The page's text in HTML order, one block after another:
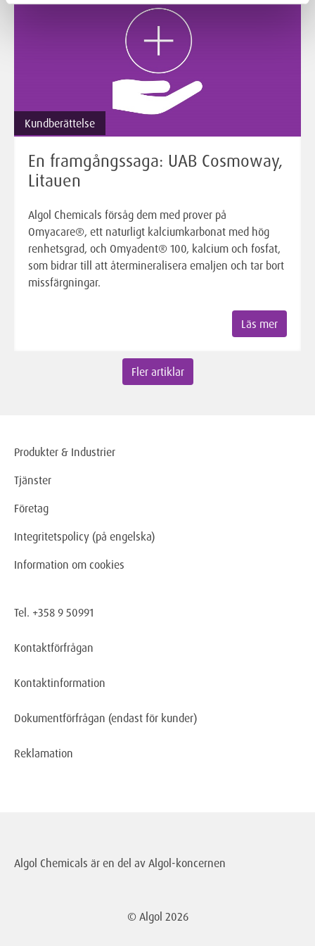
Kundberättelse
En framgångssaga: UAB Cosmoway,
Litauen
Algol Chemicals försåg dem med prover på
Omyacare®, ett naturligt kalciumkarbonat med hög
renhetsgrad, och Omyadent® 100, kalcium och fosfat,
som bidrar till att återmineralisera emaljen och tar bort
missfärgningar.
Läs mer
Fler artiklar
Produkter & Industrier
Tjänster
Företag
Integritetspolicy (på engelska)
Information om cookies
Tel. +358 9 50991
Kontaktförfrågan
Kontaktinformation
Dokumentförfrågan (endast för kunder)
Reklamation
Algol Chemicals är en del av Algol-koncernen
© Algol 2026